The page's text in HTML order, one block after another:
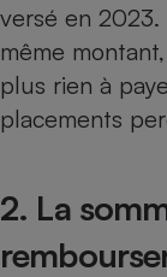
versé en
même
plus rien à
placements
2. La